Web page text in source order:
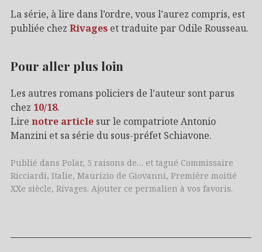
La série, à lire dans l’ordre, vous l’aurez compris, est
publiée chez Rivages et traduite par Odile Rousseau.
Pour aller plus loin
Les autres romans policiers de l’auteur sont parus
chez 10/18.
Lire notre article sur le compatriote Antonio
Manzini et sa série du sous-préfet Schiavone.
Publié dans Polar, 5 raisons de… et tagué Commissaire
Ricciardi, Italie, Maurizio de Giovanni, Première moitié
XXe siècle, Rivages. Ajouter ce permalien à vos favoris.